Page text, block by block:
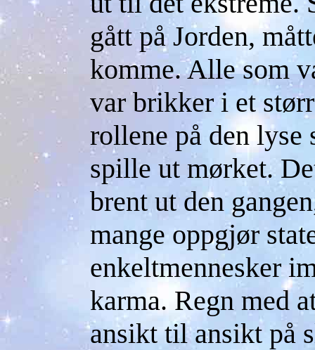
gått på Jorden,
komme. Alle som
var brikker i et
rollene på den lyse
spille ut mørket.
brent ut den
mange oppgjør
enkeltmennesker
karma. Regn med
ansikt til ansikt på